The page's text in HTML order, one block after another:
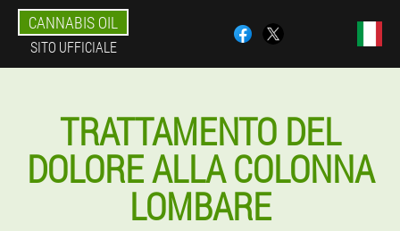
CANNABIS OIL
SITO UFFICIALE
TRATTAMENTO DEL
DOLORE ALLA COLONNA
LOMBARE